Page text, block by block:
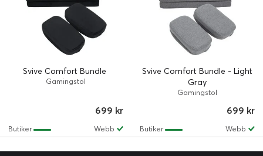
Svive Comfort Bundle
Gamingstol
699 kr
Webb
Butiker
Svive Comfort Bundle - Light
Gray
Gamingstol
699 kr
Webb
Butiker